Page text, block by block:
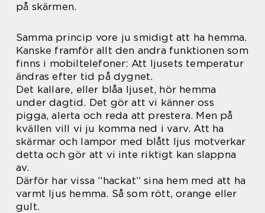
på skärmen.
Samma princip vore ju smidigt att ha hemma.
Kanske framför allt den andra funktionen som
finns i mobiltelefoner: Att ljusets temperatur
ändras efter tid på dygnet.
Det kallare, eller blåa ljuset, hör hemma
under dagtid. Det gör att vi känner oss
pigga, alerta och reda att prestera. Men på
kvällen vill vi ju komma ned i varv. Att ha
skärmar och lampor med blått ljus motverkar
detta och gör att vi inte riktigt kan slappna
av.
Därför har vissa ”hackat” sina hem med att ha
varmt ljus hemma. Så som rött, orange eller
gult.